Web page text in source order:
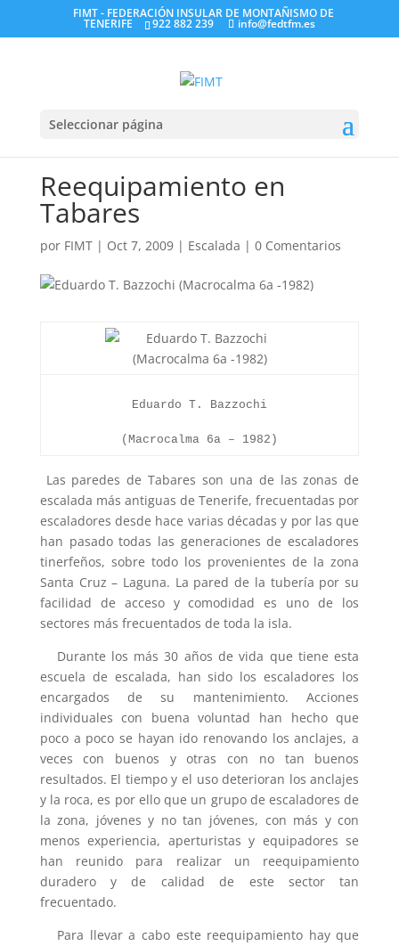
FIMT - FEDERACIÓN INSULAR DE MONTAÑISMO DE
TENERIFE 922 882 239 info@fedtfm.es
Seleccionar página
Reequipamiento en
Tabares
por FIMT| Oct 7, 2009| Escalada | 0 Comentarios
Eduardo T. Bazzochi
(Macrocalma 6a – 1982)
Las paredes de Tabares son una de las zonas de
escalada más antiguas de Tenerife, frecuentadas por
escaladores desde hace varias décadas y por las que
han pasado todas las generaciones de escaladores
tinerfeños, sobre todo los provenientes de la zona
Santa Cruz – Laguna. La pared de la tubería por su
facilidad de acceso y comodidad es uno de los
sectores más frecuentados de toda la isla.
Durante los más 30 años de vida que tiene esta
escuela de escalada, han sido los escaladores los
encargados de su mantenimiento. Acciones
individuales con buena voluntad han hecho que
poco a poco se hayan ido renovando los anclajes, a
veces con buenos y otras con no tan buenos
resultados. El tiempo y el uso deterioran los anclajes
y la roca, es por ello que un grupo de escaladores de
la zona, jóvenes y no tan jóvenes, con más y con
menos experiencia, aperturistas y equipadores se
han reunido para realizar un reequipamiento
duradero y de calidad de este sector tan
frecuentado.
Para llevar a cabo este reequipamiento hay que